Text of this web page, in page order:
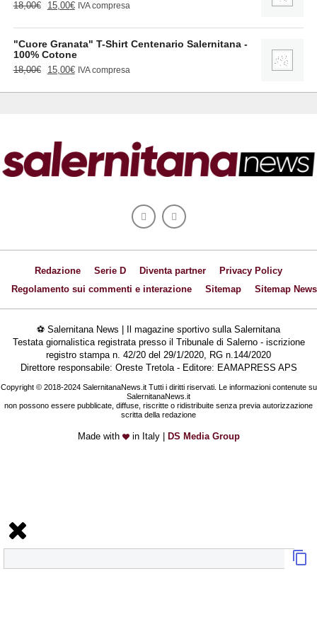
18,00€
Il
originale
era:
18,00€.
15,00€Il
attuale
15,00€.
IVA compresa
"Cuore Granata" T-Shirt Centenario Salernitana -
100% Cotone
18,00€
Il
originale
15,00€Il
attuale
IVA compresa
Redazione Serie D Diventa partner
Privacy Policy
Regolamento sui commenti e interazione
Sitemap Sitemap News
⚽ Salernitana News | Il magazine sportivo sulla Salernitana
Testata giornalistica registrata presso il Tribunale di Salerno - iscrizione
registro stampa n. 42/20 del 29/1/2020, RG n.144/2020
Direttore responsabile: Oreste Tretola - Editore: EAMAPRESS APS
Copyright © 2018-2024 SalernitanaNews.it Tutti i diritti riservati. Le informazioni contenute su
SalernitanaNews.it
non possono essere pubblicate, diffuse, riscritte o ridistribuite senza previa autorizzazione
scritta della redazione
Made with in Italy | DS Media Group